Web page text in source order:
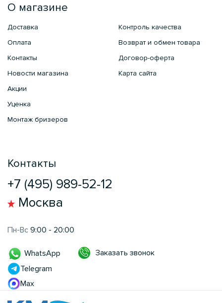
О магазине
Доставка
Оплата
Контакты
Новости магазина
Акции
Уценка
Монтаж бризеров
Контроль качества
Возврат и обмен товара
Договор-оферта
Карта сайта
Контакты
+7 (495) 989-52-12
Москва
Пн-Вс 9:00 - 20:00
WhatsApp
Telegram
Max
Заказать звонок